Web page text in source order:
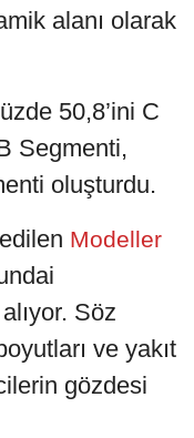
alanı olarak
50,8’ini C
Segmenti,
oluşturdu.
Modeller
Söz
ve yakıt
gözdesi